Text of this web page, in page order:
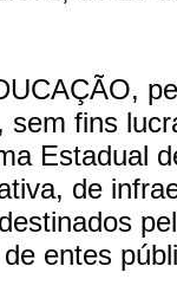
sem fins
Estadual
de
entes